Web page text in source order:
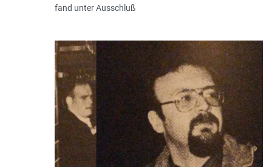
fand unter Ausschluß